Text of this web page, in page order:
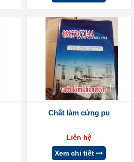
Chất làm cứng pu
Liên hệ
Xem chi tiết